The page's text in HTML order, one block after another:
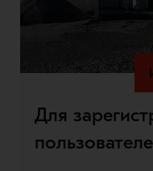
Для